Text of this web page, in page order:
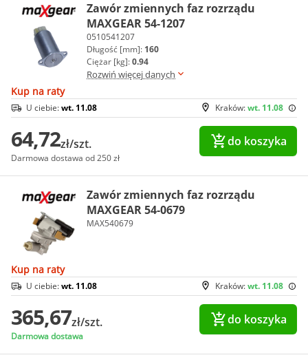
Zawór zmiennych faz rozrządu
MAXGEAR 54-1207
0510541207
Długość [mm]: 160
Ciężar [kg]:0.94
Rozwiń więcej danych
Kup na raty
Kraków:wt. 11.08
U ciebie:wt. 11.08
64,72zł/szt.
Darmowa dostawa od 250 zł
do koszyka
Zawór zmiennych faz rozrządu
MAXGEAR 54-0679
MAX540679
Kup na raty
Kraków:wt. 11.08
U ciebie:wt. 11.08
365,67zł/szt.
Darmowa dostawa
do koszyka